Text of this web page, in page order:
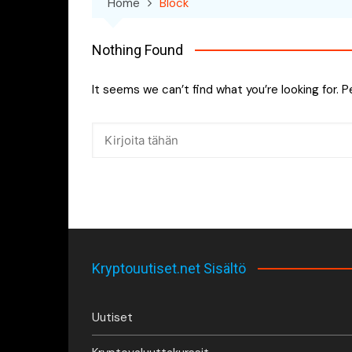
Nothing Found
It seems we can’t find what you’re looking for.
Kryptouutiset.net Sisältö
Uutiset